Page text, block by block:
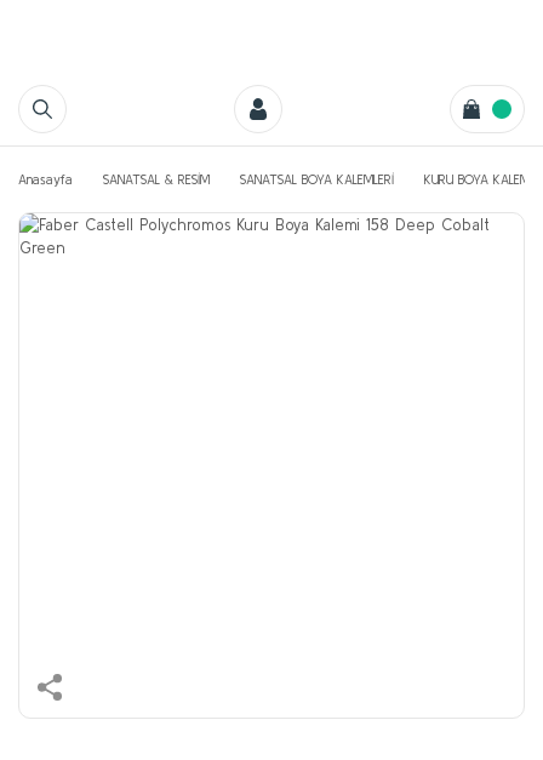
Anasayfa SANATSAL & RESİM SANATSAL BOYA KALEMLERİ KURU BOYA